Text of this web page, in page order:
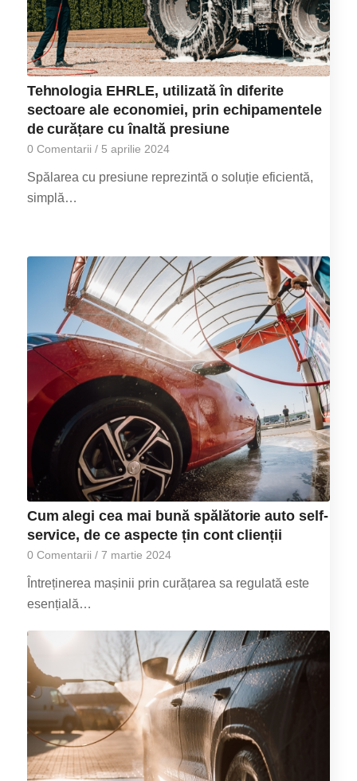
Tehnologia EHRLE, utilizată în diferite
sectoare ale economiei, prin echipamentele
de curățare cu înaltă presiune
0 Comentarii / 5 aprilie 2024
Spălarea cu presiune reprezintă o soluție eficientă,
simplă…
Cum alegi cea mai bună spălătorie auto self-
service, de ce aspecte țin cont clienții
0 Comentarii / 7 martie 2024
Întreținerea mașinii prin curățarea sa regulată este
esențială…